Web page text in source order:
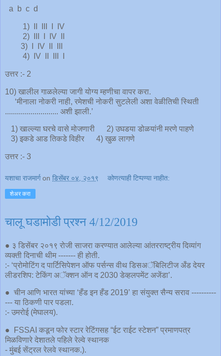
a b c d
1) II III I IV
2) III I IV II
3) I IV II III
4) IV II III I
उत्तर :- 2
10) खालील गाळलेल्या जागी योग्य म्हणीचा वापर करा.
‘मीनाला नोकरी नाही, रमेशची नोकरी सुटलेली अशा वेळीतिची स्थिती
........................... अशी झाली.’
1) खाल्ल्या घरचे वासे मोजणारी 2) उघडया डोळयांनी मरणे पाहणे
3) इकडे आड तिकडे विहीर 4) खुळ लागणे
उत्तर :- 3
यशाचा राजमार्ग on डिसेंबर ०४, २०१९ कोणत्याही टिप्पण्‍या नाहीत:
शेअर करा
चालू घडामोडी प्रश्न 4/12/2019
● ३ डिसेंबर २०१९ रोजी साजरा करण्यात आलेल्या आंतरराष्ट्रीय दिव्यांग
व्यक्ती दिनाची थीम ------- ही होती.
:- ‘प्रोमोटिंग द पार्टिसिपेशन ऑफ पर्सन्स वीथ डिसअॅबिलिटीज अँड देयर
लीडरशिप: टेकिंग अॅक्शन ऑन द 2030 डेव्हलपमेंट अजेंडा’.
● चीन आणि भारत यांच्या ‘हँड इन हँड 2019’ हा संयुक्त सैन्य सराव ----------
--- या ठिकणी पार पडला.
:- उमरोई (मेघालय).
● FSSAI कडून फोर स्टार रेटिंगसह “ईट राईट स्टेशन” प्रमाणपत्र
मिळविणारे देशातले पहिले रेल्वे स्थानक
- मुंबई सेंट्रल रेलवे स्थानक.).